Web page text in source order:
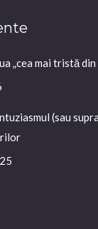
„cea mai tristă
(sau